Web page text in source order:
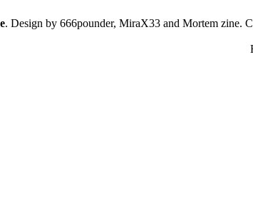
. Design by 666pounder, MiraX33 and Mortem zine.